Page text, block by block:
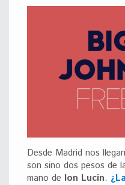
Desde Madrid nos
son sino dos pesos de
mano de Ion Lucin.